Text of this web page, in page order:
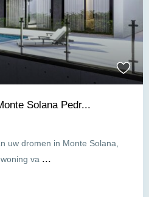
Solana Pedr...
uw dromen in Monte Solana,
va ...